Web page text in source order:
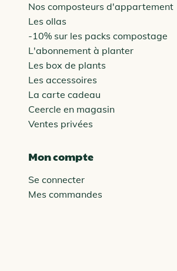
Nos composteurs d'appartement
Les ollas
-10% sur les packs compostage
L'abonnement à planter
Les box de plants
Les accessoires
La carte cadeau
Ceercle en magasin
Ventes privées
Mon compte
Se connecter
Mes commandes